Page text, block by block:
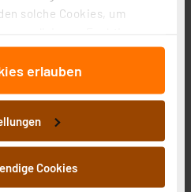
solche Cookies, um
zu können und die Zugriffe
Außerdem geben
unserer Website
Medien, Werbung und
führen diese
mit weiteren Daten
haben oder die
der Dienste gesammelt
erlauben
Cookies